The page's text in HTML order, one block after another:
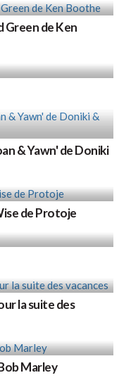
Green de Ken
& Yawn' de Doniki
de Protoje
la suite des
Marley